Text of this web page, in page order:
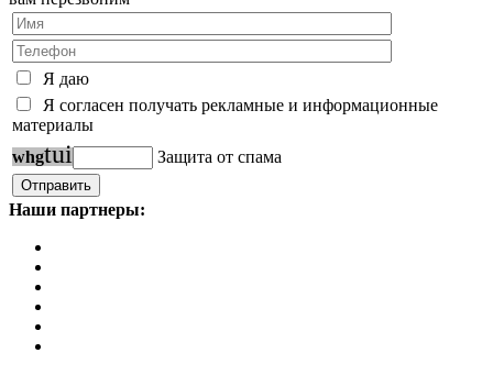
Я даю
Я согласен получать рекламные и информационные
материалы
whgtui Защита от спама
Наши партнеры: